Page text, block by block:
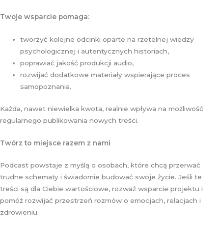
Twoje wsparcie pomaga:
tworzyć kolejne odcinki oparte na rzetelnej wiedzy
psychologicznej i autentycznych historiach,
poprawiać jakość produkcji audio,
rozwijać dodatkowe materiały wspierające proces
samopoznania.
Każda, nawet niewielka kwota, realnie wpływa na możliwość
regularnego publikowania nowych treści.
Twórz to miejsce razem z nami
Podcast powstaje z myślą o osobach, które chcą przerwać
trudne schematy i świadomie budować swoje życie. Jeśli te
treści są dla Ciebie wartościowe, rozważ wsparcie projektu i
pomóż rozwijać przestrzeń rozmów o emocjach, relacjach i
zdrowieniu.